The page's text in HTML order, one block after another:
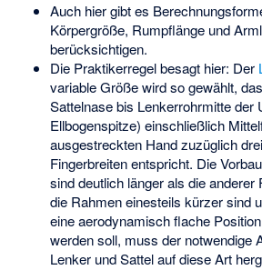
Auch hier gibt es
Körpergröße, Rumpflänge und
berücksichtigen.
Die Praktikerregel besagt hier: Der
variable Größe wird so gewählt,
Sattelnase bis Lenkerrohrmitte der
Ellbogenspitze) einschließlich
ausgestreckten Hand zuzüglich
Fingerbreiten entspricht. Die
sind deutlich länger als die anderer
die Rahmen einesteils kürzer sind
eine aerodynamisch flache
werden soll, muss der notwendige
Lenker und Sattel auf diese Art